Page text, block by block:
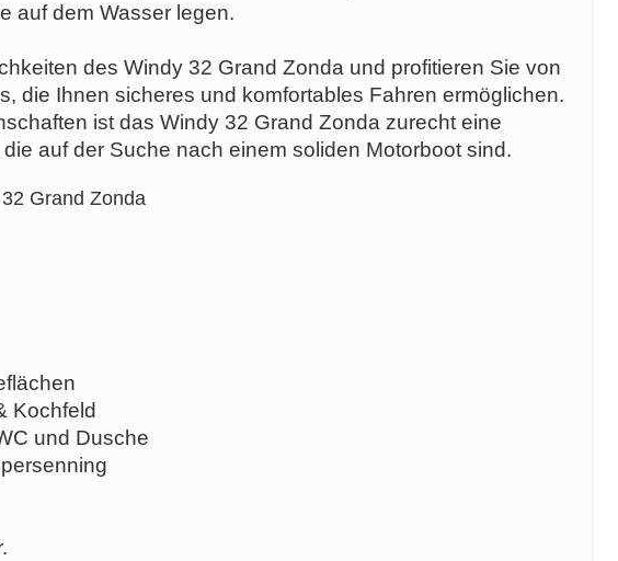
auf dem Wasser legen.
des Windy 32 Grand Zonda und profitieren Sie von
die Ihnen sicheres und komfortables Fahren ermöglichen.
ist das Windy 32 Grand Zonda zurecht eine
auf der Suche nach einem soliden Motorboot sind.
Grand Zonda
Kochfeld
und Dusche